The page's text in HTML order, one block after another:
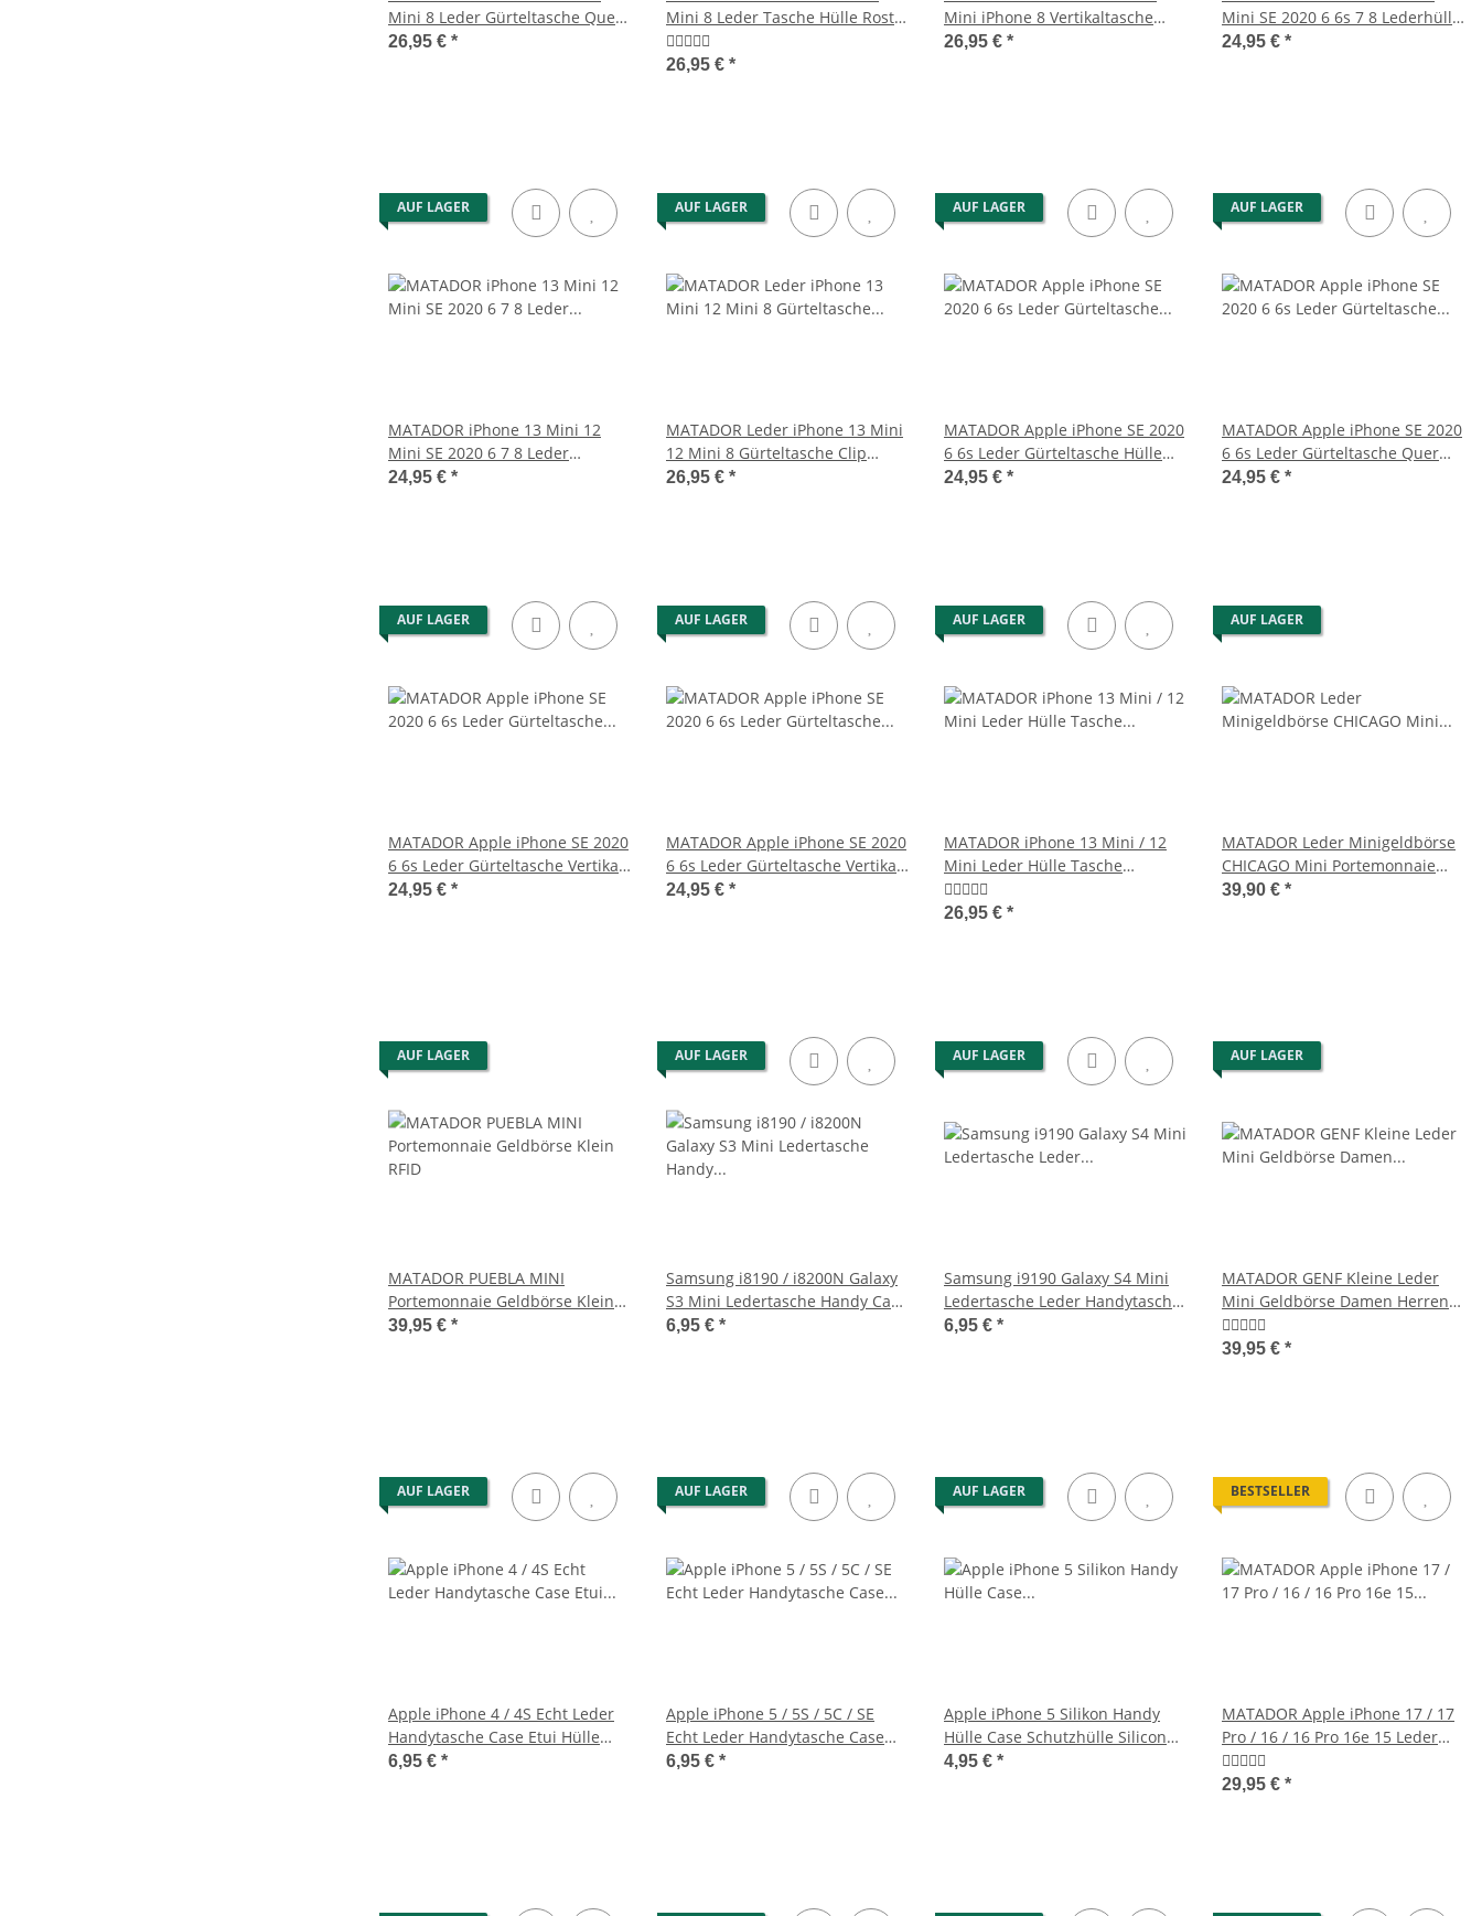
Mini 8 Leder Gürteltasche Quer
Schwarz
26,95 € *
Mini 8 Leder Tasche Hülle Rost
Braun
26,95 € *
Mini iPhone 8 Vertikaltasche
Leder Schwarz
26,95 € *
Mini SE 2020 6 6s 7 8 Lederhülle
Braun
24,95 € *
AUF LAGER
MATADOR iPhone 13 Mini 12
Mini SE 2020 6 7 8 Leder
Handytasche Schwarz
24,95 € *
AUF LAGER
MATADOR Leder iPhone 13 Mini
12 Mini 8 Gürteltasche Clip
Schwarz
26,95 € *
AUF LAGER
MATADOR Apple iPhone SE 2020
6 6s Leder Gürteltasche Hülle
Braun
24,95 € *
AUF LAGER
MATADOR Apple iPhone SE 2020
6 6s Leder Gürteltasche Quer
Braun
24,95 € *
AUF LAGER
MATADOR Apple iPhone SE 2020
6 6s Leder Gürteltasche Vertikal
Braun
24,95 € *
AUF LAGER
MATADOR Apple iPhone SE 2020
6 6s Leder Gürteltasche Vertikal
Schwarz
24,95 € *
AUF LAGER
MATADOR iPhone 13 Mini / 12
Mini Leder Hülle Tasche
Schwarz
26,95 € *
AUF LAGER
MATADOR Leder Minigeldbörse
CHICAGO Mini Portemonnaie
RFID
39,90 € *
AUF LAGER
MATADOR PUEBLA MINI
Portemonnaie Geldbörse Klein
RFID
39,95 € *
AUF LAGER
Samsung i8190 / i8200N Galaxy
S3 Mini Ledertasche Handy Case
Pink
6,95 € *
AUF LAGER
Samsung i9190 Galaxy S4 Mini
Ledertasche Leder Handytasche
Case Rot
6,95 € *
AUF LAGER
MATADOR GENF Kleine Leder
Mini Geldbörse Damen Herren
TüV RFID
39,95 € *
AUF LAGER
Apple iPhone 4 / 4S Echt Leder
Handytasche Case Etui Hülle
Pink
6,95 € *
AUF LAGER
Apple iPhone 5 / 5S / 5C / SE
Echt Leder Handytasche Case
Etui Rot
6,95 € *
AUF LAGER
Apple iPhone 5 Silikon Handy
Hülle Case Schutzhülle Silicon
Schwarz
4,95 € *
BESTSELLER
MATADOR Apple iPhone 17 / 17
Pro / 16 / 16 Pro 16e 15 Leder
Case Braun
29,95 € *